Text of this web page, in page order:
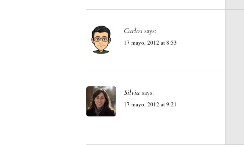
Carlos says:
17 mayo, 2012 at 8:53
Silvia says:
17 mayo, 2012 at 9:21